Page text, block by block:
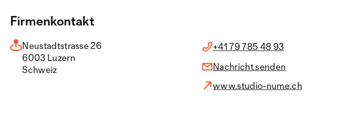
Firmenkontakt
Neustadtstrasse 26
6003 Luzern
Schweiz
+41 79 785 48 93
Nachricht senden
www.studio-nume.ch